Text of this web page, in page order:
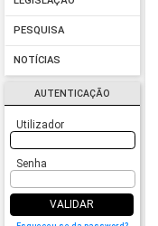
PESQUISA
NOTÍCIAS
AUTENTICAÇÃO
Utilizador
Senha
VALIDAR